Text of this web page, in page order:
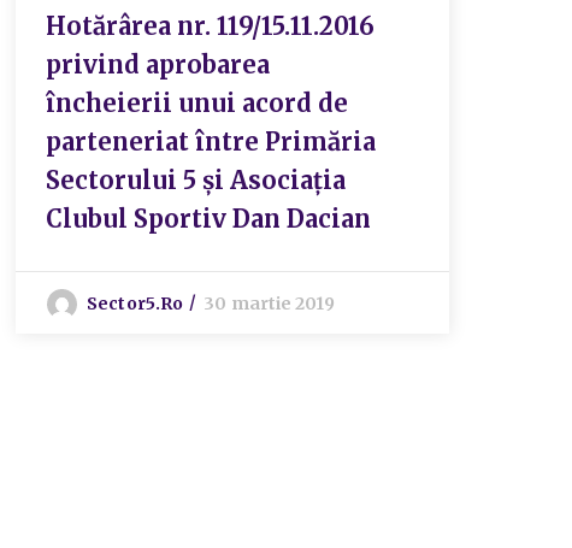
Hotărârea nr. 119/15.11.2016
privind aprobarea
încheierii unui acord de
parteneriat între Primăria
Sectorului 5 şi Asociaţia
Clubul Sportiv Dan Dacian
Sector5.ro 30 martie 2019